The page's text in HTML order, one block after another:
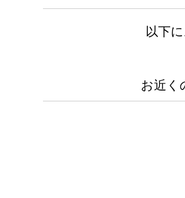
以下
お近く